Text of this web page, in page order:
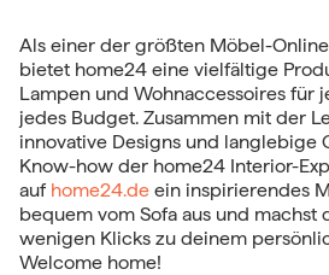
Als einer der größten Möbel-
bietet home24 eine vielfältige
Lampen und Wohnaccessoires für
jedes Budget. Zusammen mit der
innovative Designs und langlebige
Know-how der home24 Interior-
auf home24.de ein inspirierendes
bequem vom Sofa aus und machst
wenigen Klicks zu deinem
Welcome home!